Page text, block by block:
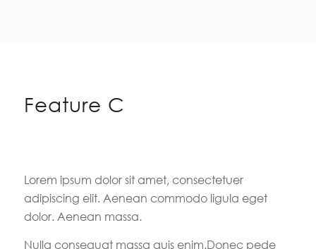
Feature C
Lorem ipsum dolor sit amet, consectetuer
adipiscing elit. Aenean commodo ligula eget
dolor. Aenean massa.
Nulla consequat massa quis enim.Donec pede